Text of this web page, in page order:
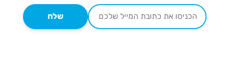
שלח